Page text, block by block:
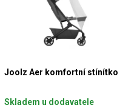
Joolz Aer komfortní stínítko
Skladem u dodavatele